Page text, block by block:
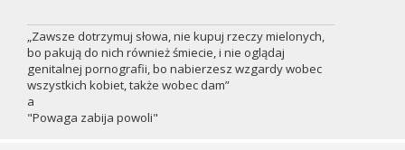
„Zawsze dotrzymuj słowa, nie kupuj rzeczy mielonych,
bo pakują do nich również śmiecie, i nie oglądaj
genitalnej pornografii, bo nabierzesz wzgardy wobec
wszystkich kobiet, także wobec dam”
a
"Powaga zabija powoli"